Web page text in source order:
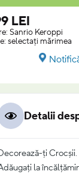
LEI
Sanrio Keroppi
selectați mărimea
Detalii
ți Crocșii.
la